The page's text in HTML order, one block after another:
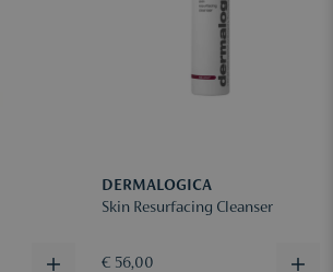
DERMALOGICA
Skin Resurfacing Cleanser
€ 56,00